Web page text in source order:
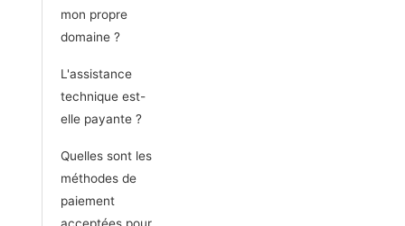
mon propre
domaine ?
L'assistance
technique est-
elle payante ?
Quelles sont les
méthodes de
paiement